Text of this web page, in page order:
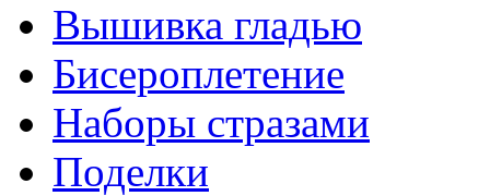
Вышивка гладью
Бисероплетение
Наборы стразами
Поделки